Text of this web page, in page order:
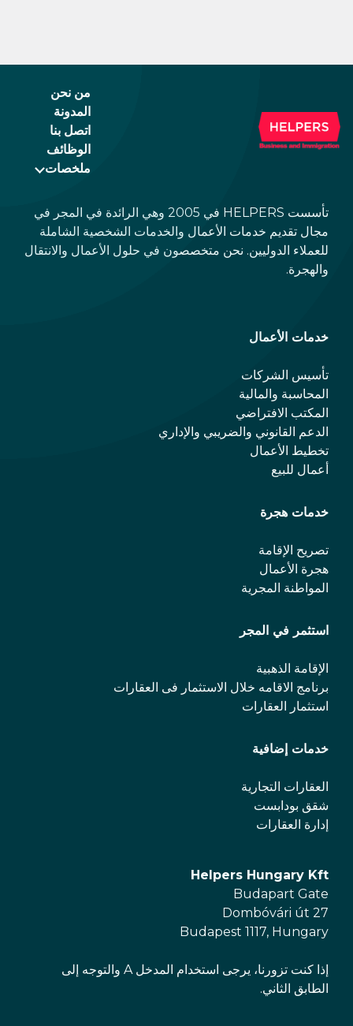
من نحن
المدونة
اتصل بنا
الوظائف
ملخصات
تأسست HELPERS في 2005 وهي الرائدة في المجر في
مجال تقديم خدمات الأعمال والخدمات الشخصية الشاملة
للعملاء الدوليين. نحن متخصصون في حلول الأعمال والانتقال
والهجرة.
خدمات الأعمال
تأسيس الشركات
المحاسبة والمالية
المكتب الافتراضي
الدعم القانوني والضريبي والإداري
تخطيط الأعمال
أعمال للبيع
خدمات هجرة
تصريح الإقامة
هجرة الأعمال
المواطنة المجرية
استثمر في المجر
الإقامة الذهبية
برنامج الاقامه خلال الاستثمار فی العقارات
استثمار العقارات
خدمات إضافية
العقارات التجارية
شقق بودابست
إدارة العقارات
Helpers Hungary Kft
Budapart Gate
Dombóvári út 27
Budapest 1117, Hungary
إذا كنت تزورنا، يرجى استخدام المدخل A والتوجه إلى
الطابق الثاني.